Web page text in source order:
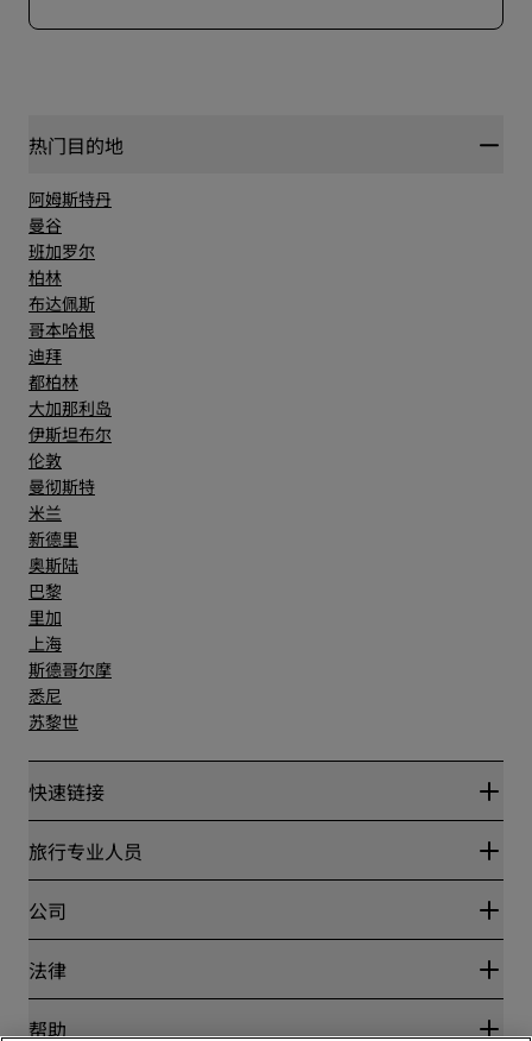
热门目的地
阿姆斯特丹
曼谷
班加罗尔
柏林
布达佩斯
哥本哈根
迪拜
都柏林
大加那利岛
伊斯坦布尔
伦敦
曼彻斯特
米兰
新德里
奥斯陆
巴黎
里加
上海
斯德哥尔摩
悉尼
苏黎世
快速链接
丽赏会
Blog
目的地
丽笙酒店集团APP
体育认证酒店
家庭友好型酒店
旅行专业人员
合作伙伴
公司
丽笙酒店集团
工作机会 RHG
法律
隐私中心
帮助